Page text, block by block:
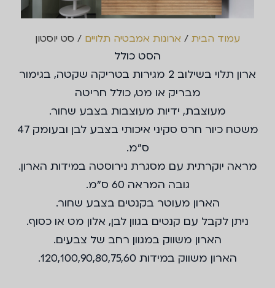
עמוד הבית / ארונות אמבטיה תלויים / סט יוסטון
הסט כולל
ארון תלוי בשילוב 2 מגירות בטריקה שקטה, בגימור
מבריק או מט, כולל חריטה
מעוצבת, ידיות מעוצבות בצבע שחור.
משטח כיור חרס סקיני איכותי בצבע לבן ובעומק 47
ס"מ.
מראה יוקרתית עם מסגרת נירוסטה במידות הארון.
גובה המראה 60 ס"מ.
הארון מעוטר בקנטים בצבע שחור.
ניתן לקבל עם קנטים בגוון לבן, אלון מט או כסוף.
הארון משווק במגוון רחב של צבעים.
הארון משווק במידות 120,100,90,80,75,60.